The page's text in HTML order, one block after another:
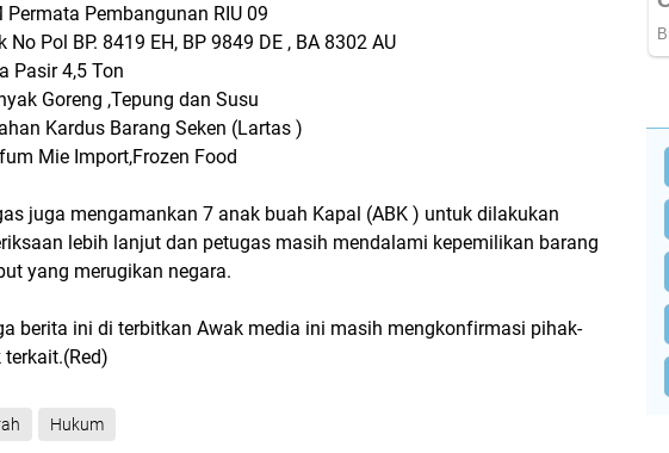
Permata Pembangunan RIU 09
No Pol BP. 8419 EH, BP 9849 DE , BA 8302 AU
Pasir 4,5 Ton
Goreng ,Tepung dan Susu
Kardus Barang Seken (Lartas )
Mie Import,Frozen Food
juga mengamankan 7 anak buah Kapal (ABK ) untuk dilakukan
lebih lanjut dan petugas masih mendalami kepemilikan barang
yang merugikan negara.
berita ini di terbitkan Awak media ini masih mengkonfirmasi pihak-
terkait.(Red)
Hukum